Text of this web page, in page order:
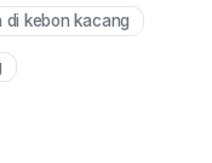
di kebon kacang